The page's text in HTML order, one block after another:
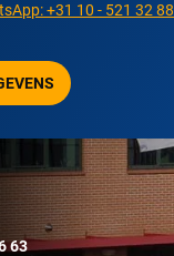
+31 10 - 521 32 88
63